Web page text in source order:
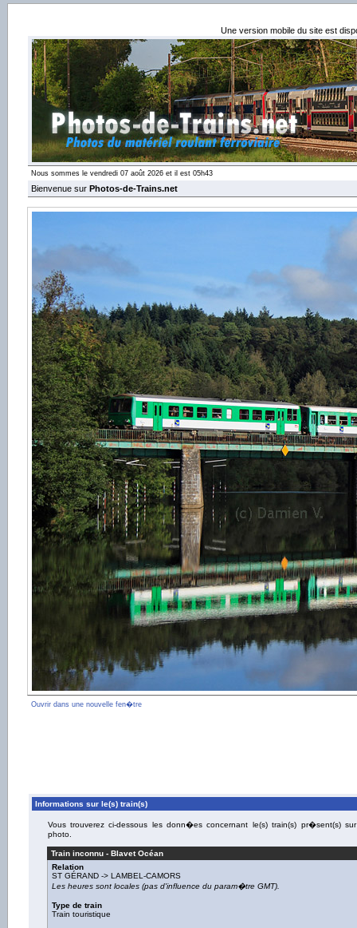
Une version mobile du site est
Nous sommes le vendredi 07 août 2026 et il est 05h43
Bienvenue sur Photos-de-Trains.net
Ouvrir dans une nouvelle fen�tre
Informations sur le(s) train(s)
Vous trouverez ci-dessous les donn�es concernant le(s) train(s) pr�sent(s)
photo.
Train inconnu - Blavet Océan
Relation
ST GÉRAND -> LAMBEL-CAMORS
Les heures sont locales (pas d'influence du param�tre GMT).
Type de train
Train touristique